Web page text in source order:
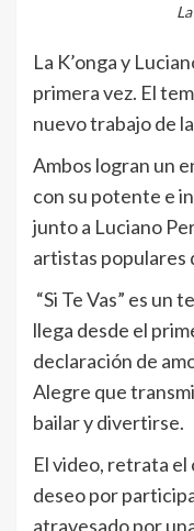
La K’onga y
primera vez. El
nuevo trabajo de
Ambos logran un
con su potente e
junto a Luciano
artistas populares
“Si Te Vas” es un
llega desde el
declaración de
Alegre que
bailar y divertirse.
El video, retrata el
deseo por
atravesado por